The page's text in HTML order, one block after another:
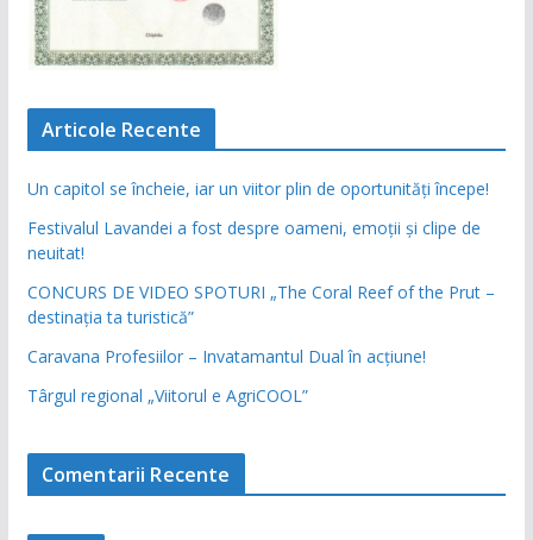
Articole Recente
Un capitol se încheie, iar un viitor plin de oportunități începe!
Festivalul Lavandei a fost despre oameni, emoții și clipe de
neuitat!
CONCURS DE VIDEO SPOTURI „The Coral Reef of the Prut –
destinația ta turistică”
Caravana Profesiilor – Invatamantul Dual în acțiune!
Târgul regional „Viitorul e AgriCOOL”
Comentarii Recente